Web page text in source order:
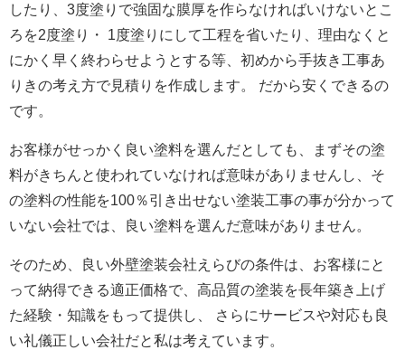
したり、3度塗りで強固な膜厚を作らなければいけないとこ
ろを2度塗り・ 1度塗りにして工程を省いたり、理由なくと
にかく早く終わらせようとする等、初めから手抜き工事あ
りきの考え方で見積りを作成します。 だから安くできるの
です。
お客様がせっかく良い塗料を選んだとしても、まずその塗
料がきちんと使われていなければ意味がありませんし、そ
の塗料の性能を100％引き出せない塗装工事の事が分かって
いない会社では、良い塗料を選んだ意味がありません。
そのため、良い外壁塗装会社えらびの条件は、お客様にと
って納得できる適正価格で、高品質の塗装を長年築き上げ
た経験・知識をもって提供し、 さらにサービスや対応も良
い礼儀正しい会社だと私は考えています。